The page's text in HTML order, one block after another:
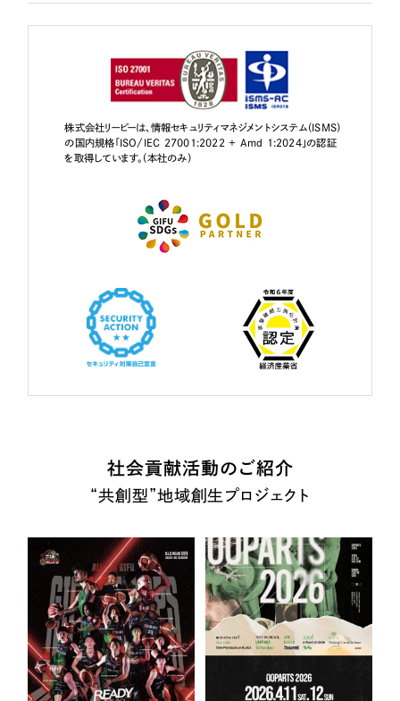
株式会社リーピーは、情報セキュリティマネジメントシステム（ISMS）
の国内規格「ISO/IEC 27001:2022 + Amd 1:2024」の認証
を取得しています。（本社のみ）
社会貢献活動のご紹介
“共創型”地域創生プロジェクト